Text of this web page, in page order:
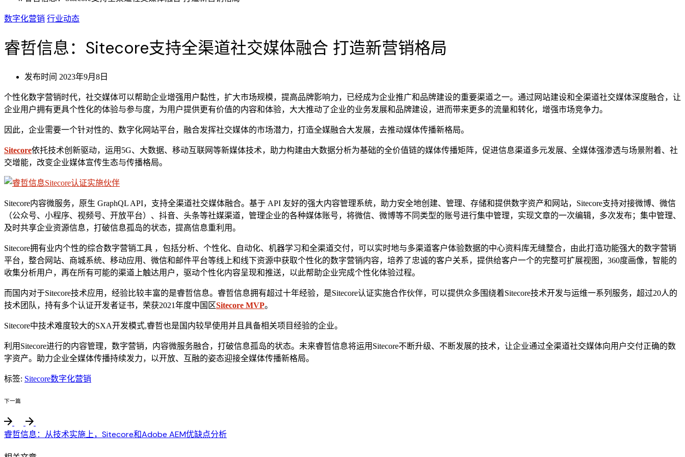
数字化营销 行业动态
睿哲信息：Sitecore支持全渠道社交媒体融合 打造新营销格局
发布时间 2023年9月8日
个性化数字营销时代，社交媒体可以帮助企业增强用户黏性，扩大市场规模，提高品牌影响力，已经成为企业推广和品牌建设的重要渠道之一。通过网站建设和全渠道社交媒体深度融合，让
企业用户拥有更具个性化的体验与参与度，为用户提供更有价值的内容和体验，大大推动了企业的业务发展和品牌建设，进而带来更多的流量和转化，增强市场竞争力。
因此，企业需要一个针对性的、数字化网站平台，融合发挥社交媒体的市场潜力，打造全媒融合大发展，去推动媒体传播新格局。
Sitecore依托技术创新驱动，运用5G、大数据、移动互联网等新媒体技术，助力构建由大数据分析为基础的全价值链的媒体传播矩阵，促进信息渠道多元发展、全媒体强渗透与场景附着、社
交增能，改变企业媒体宣传生态与传播格局。
Sitecore内容微服务，原生 GraphQL API，支持全渠道社交媒体融合。基于 API 友好的强大内容管理系统，助力安全地创建、管理、存储和提供数字资产和网站，Sitecore支持对接微博、微信
（公众号、小程序、视频号、开放平台）、抖音、头条等社媒渠道，管理企业的各种媒体账号，将微信、微博等不同类型的账号进行集中管理，实现文章的一次编辑，多次发布；集中管理、
及时共享企业资源信息，打破信息孤岛的状态，提高信息重利用。
Sitecore拥有业内个性的综合数字营销工具 ，包括分析、个性化、自动化、机器学习和全渠道交付，可以实时地与多渠道客户体验数据的中心资料库无缝整合，由此打造功能强大的数字营销
平台，整合网站、商城系统、移动应用、微信和邮件平台等线上和线下资源中获取个性化的数字营销内容，培养了忠诚的客户关系，提供给客户一个的完整可扩展视图，360度画像，智能的
收集分析用户，再在所有可能的渠道上触达用户，驱动个性化内容呈现和推送，以此帮助企业完成个性化体验过程。
而国内对于Sitecore技术应用，经验比较丰富的是睿哲信息。睿哲信息拥有超过十年经验，是Sitecore认证实施合作伙伴，可以提供众多围绕着Sitecore技术开发与运维一系列服务，超过20人的
技术团队，持有多个认证开发者证书，荣获2021年度中国区Sitecore MVP。
Sitecore中技术难度较大的SXA开发模式,睿哲也是国内较早使用并且具备相关项目经验的企业。
利用Sitecore进行的内容管理，数字营销，内容微服务融合，打破信息孤岛的状态。未来睿哲信息将运用Sitecore不断升级、不断发展的技术，让企业通过全渠道社交媒体向用户交付正确的数
字资产。助力企业全媒体传播持续发力，以开放、互融的姿态迎接全媒体传播新格局。
标签: Sitecore数字化营销
下一篇
睿哲信息：从技术实施上，Sitecore和Adobe AEM优缺点分析